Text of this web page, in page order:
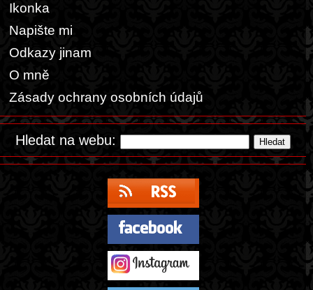
Ikonka
Napište mi
Odkazy jinam
O mně
Zásady ochrany osobních údajů
Hledat na webu: